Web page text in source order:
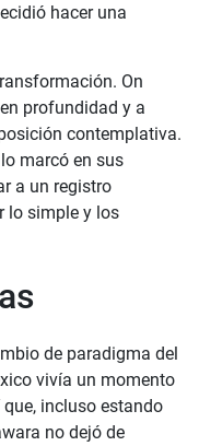
hacer una
On
profundidad y a
contemplativa.
marcó en sus
a un registro
lo simple y los
de paradigma del
vivía un momento
incluso estando
no dejó de